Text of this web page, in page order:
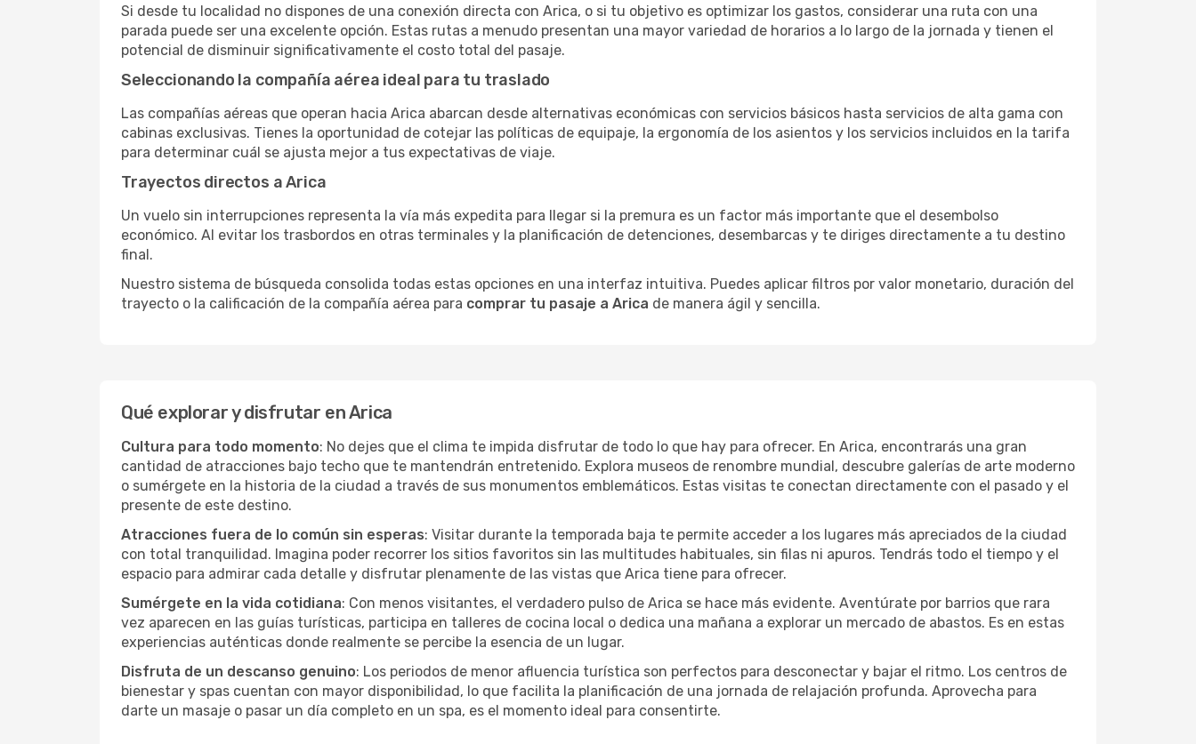
Si desde tu localidad no dispones de una conexión directa con Arica, o si tu objetivo es optimizar los gastos, considerar una ruta con una
parada puede ser una excelente opción. Estas rutas a menudo presentan una mayor variedad de horarios a lo largo de la jornada y tienen el
potencial de disminuir significativamente el costo total del pasaje.
Seleccionando la compañía aérea ideal para tu traslado
Las compañías aéreas que operan hacia Arica abarcan desde alternativas económicas con servicios básicos hasta servicios de alta gama con
cabinas exclusivas. Tienes la oportunidad de cotejar las políticas de equipaje, la ergonomía de los asientos y los servicios incluidos en la tarifa
para determinar cuál se ajusta mejor a tus expectativas de viaje.
Trayectos directos a Arica
Un vuelo sin interrupciones representa la vía más expedita para llegar si la premura es un factor más importante que el desembolso
económico. Al evitar los trasbordos en otras terminales y la planificación de detenciones, desembarcas y te diriges directamente a tu destino
final.
Nuestro sistema de búsqueda consolida todas estas opciones en una interfaz intuitiva. Puedes aplicar filtros por valor monetario, duración del
trayecto o la calificación de la compañía aérea para comprar tu pasaje a Arica de manera ágil y sencilla.
Qué explorar y disfrutar en Arica
Cultura para todo momento: No dejes que el clima te impida disfrutar de todo lo que hay para ofrecer. En Arica, encontrarás una gran
cantidad de atracciones bajo techo que te mantendrán entretenido. Explora museos de renombre mundial, descubre galerías de arte moderno
o sumérgete en la historia de la ciudad a través de sus monumentos emblemáticos. Estas visitas te conectan directamente con el pasado y el
presente de este destino.
Atracciones fuera de lo común sin esperas: Visitar durante la temporada baja te permite acceder a los lugares más apreciados de la ciudad
con total tranquilidad. Imagina poder recorrer los sitios favoritos sin las multitudes habituales, sin filas ni apuros. Tendrás todo el tiempo y el
espacio para admirar cada detalle y disfrutar plenamente de las vistas que Arica tiene para ofrecer.
Sumérgete en la vida cotidiana: Con menos visitantes, el verdadero pulso de Arica se hace más evidente. Aventúrate por barrios que rara
vez aparecen en las guías turísticas, participa en talleres de cocina local o dedica una mañana a explorar un mercado de abastos. Es en estas
experiencias auténticas donde realmente se percibe la esencia de un lugar.
Disfruta de un descanso genuino: Los periodos de menor afluencia turística son perfectos para desconectar y bajar el ritmo. Los centros de
bienestar y spas cuentan con mayor disponibilidad, lo que facilita la planificación de una jornada de relajación profunda. Aprovecha para
darte un masaje o pasar un día completo en un spa, es el momento ideal para consentirte.